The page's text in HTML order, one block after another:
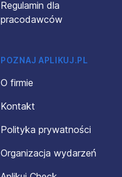
Regulamin dla
pracodawców
POZNAJ APLIKUJ.PL
O firmie
Kontakt
Polityka prywatności
Organizacja wydarzeń